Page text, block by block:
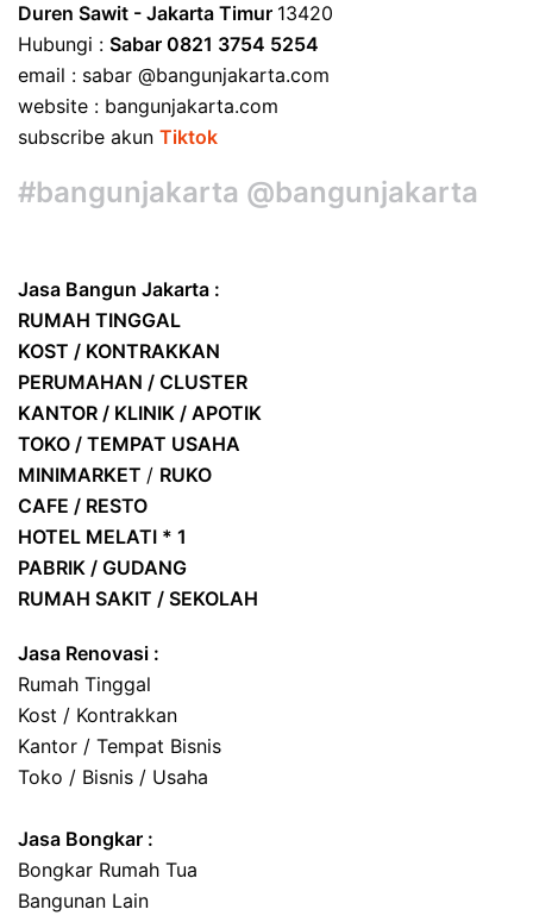
Duren Sawit - Jakarta Timur 13420
Hubungi : Sabar 0821 3754 5254
email : sabar @bangunjakarta.com
website : bangunjakarta.com
subscribe akun Tiktok
#bangunjakarta @bangunjakarta
Jasa Bangun Jakarta :
RUMAH TINGGAL
KOST / KONTRAKKAN
PERUMAHAN / CLUSTER
KANTOR / KLINIK / APOTIK
TOKO / TEMPAT USAHA
MINIMARKET / RUKO
CAFE / RESTO
HOTEL MELATI * 1
PABRIK / GUDANG
RUMAH SAKIT / SEKOLAH
Jasa Renovasi :
Rumah Tinggal
Kost / Kontrakkan
Kantor / Tempat Bisnis
Toko / Bisnis / Usaha
Jasa Bongkar :
Bongkar Rumah Tua
Bangunan Lain